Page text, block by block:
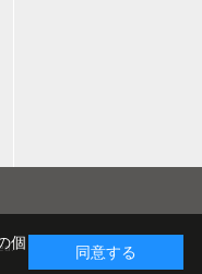
個
同意する